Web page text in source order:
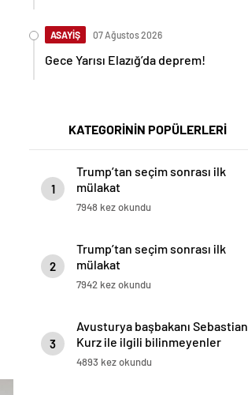
ASAYİŞ 07 Ağustos 2026
Gece Yarısı Elazığ’da deprem!
KATEGORİNİN POPÜLERLERİ
1
Trump’tan seçim sonrası ilk
mülakat
7948 kez okundu
2
Trump’tan seçim sonrası ilk
mülakat
7942 kez okundu
3
Avusturya başbakanı Sebastian
Kurz ile ilgili bilinmeyenler
4893 kez okundu